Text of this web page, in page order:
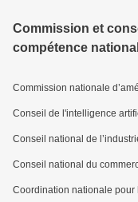
Commission et
compétence
Commission nationale
Conseil de l'intelligence
Conseil national de
Conseil national du
Coordination nationale